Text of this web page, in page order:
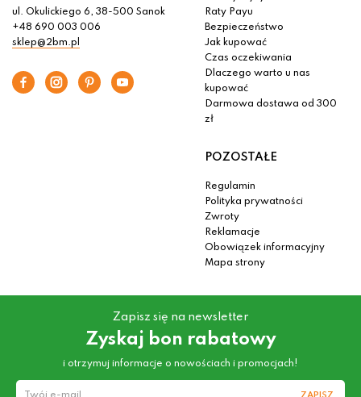
ul. Okulickiego 6, 38-500 Sanok
+48 690 003 006
sklep@2bm.pl
Raty Payu
Bezpieczeństwo
Jak kupować
Czas oczekiwania
Dlaczego warto u nas
kupować
Darmowa dostawa od 300
zł
POZOSTAŁE
Regulamin
Polityka prywatności
Zwroty
Reklamacje
Obowiązek informacyjny
Mapa strony
Zapisz się na newsletter
Zyskaj bon rabatowy
i otrzymuj informacje o nowościach i promocjach!
ZAPISZ